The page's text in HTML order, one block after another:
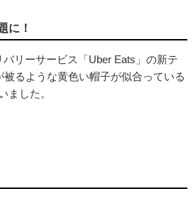
に！
リーサービス「Uber Eats」の新テ
るような黄色い帽子が似合っている
ました。